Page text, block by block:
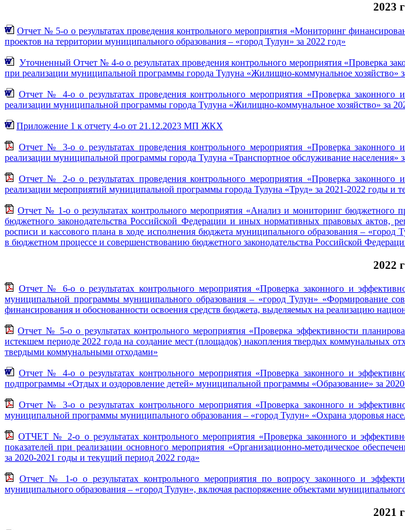
2023
Отчет № 5-о о результатах проведения контрольного мероприятия «Мониторинг
проектов на территории муниципального образования – «город Тулун» за 2022 год»
Уточненный Отчет № 4-о о результатах проведения контрольного мероприятия «Проверка
при реализации муниципальной программы города Тулуна «Жилищно-коммунальное хозяйство»
Отчет № 4-о о результатах проведения контрольного мероприятия «Проверка
реализации муниципальной программы города Тулуна «Жилищно-коммунальное хозяйство» за
Приложение 1 к отчету 4-о от 21.12.2023 МП ЖКХ
Отчет № 3-о о результатах проведения контрольного мероприятия «Проверка
реализации муниципальной программы города Тулуна «Транспортное обслуживание населения»
Отчет № 2-о о результатах проведения контрольного мероприятия «Проверка
реализации мероприятий муниципальной программы города Тулуна «Труд» за 2021-2022 годы и
Отчет № 1-о о результатах контрольного мероприятия «Анализ и мониторинг бюджетного
бюджетного законодательства Российской Федерации и иных нормативных правовых
росписи и кассового плана в ходе исполнения бюджета муниципального образования –
в бюджетном процессе и совершенствованию бюджетного законодательства Российской
2022
Отчет № 6-о о результатах контрольного мероприятия «Проверка законного и
муниципальной программы муниципального образования – «город Тулун» «Формирование
финансирования и обоснованности освоения средств бюджета, выделяемых на реализацию
Отчет № 5-о о результатах контрольного мероприятия «Проверка эффективности
истекшем периоде 2022 года на создание мест (площадок) накопления твердых коммунальных
твердыми коммунальными отходами»
Отчет № 4-о о результатах контрольного мероприятия «Проверка законного и
подпрограммы «Отдых и оздоровление детей» муниципальной программы «Образование» за
Отчет № 3-о о результатах контрольного мероприятия «Проверка законного и
муниципальной программы муниципального образования – «город Тулун» «Охрана здоровья
ОТЧЕТ № 2-о о результатах контрольного мероприятия «Проверка законного и
показателей при реализации основного мероприятия «Организационно-методическое
за 2020-2021 годы и текущий период 2022 года»
Отчет № 1-о о результатах контрольного мероприятия по вопросу законного и
муниципального образования – «город Тулун», включая распоряжение объектами
2021